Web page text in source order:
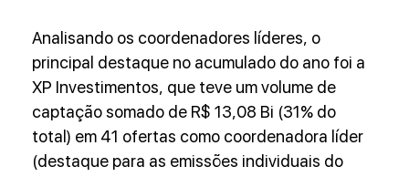
Analisando os coordenadores líderes, o
principal destaque no acumulado do ano foi a
XP Investimentos, que teve um volume de
captação somado de R$ 13,08 Bi (31% do
total) em 41 ofertas como coordenadora líder
(destaque para as emissões individuais do